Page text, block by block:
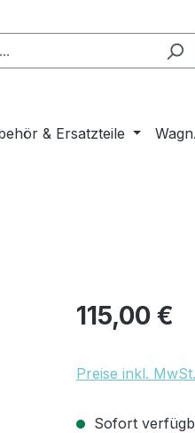
& Ersatzteile
Regulärer Preis:
115,00 €
Preise inkl.
Sofort